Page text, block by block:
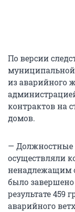
По версии
из аварийного
контрактов на
домов.
— Должностные
осуществляли
ненадлежащим
было
результате 459
аварийного